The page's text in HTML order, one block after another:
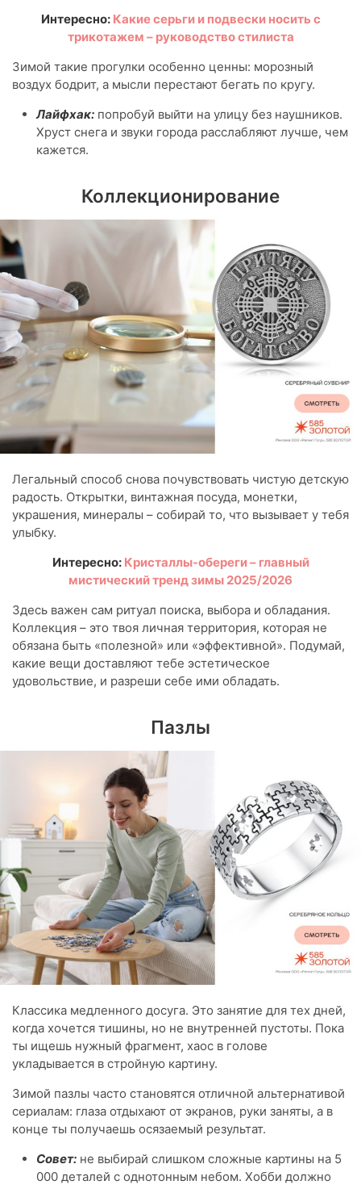
Интересно: Какие серьги и подвески носить с
трикотажем – руководство стилиста
Зимой такие прогулки особенно ценны: морозный
воздух бодрит, а мысли перестают бегать по кругу.
Лайфхак: попробуй выйти на улицу без наушников.
Хруст снега и звуки города расслабляют лучше, чем
кажется.
Коллекционирование
Легальный способ снова почувствовать чистую детскую
радость. Открытки, винтажная посуда, монетки,
украшения, минералы – собирай то, что вызывает у тебя
улыбку.
Интересно: Кристаллы-обереги – главный
мистический тренд зимы 2025/2026
Здесь важен сам ритуал поиска, выбора и обладания.
Коллекция – это твоя личная территория, которая не
обязана быть «полезной» или «эффективной». Подумай,
какие вещи доставляют тебе эстетическое
удовольствие, и разреши себе ими обладать.
Пазлы
Классика медленного досуга. Это занятие для тех дней,
когда хочется тишины, но не внутренней пустоты. Пока
ты ищешь нужный фрагмент, хаос в голове
укладывается в стройную картину.
Зимой пазлы часто становятся отличной альтернативой
сериалам: глаза отдыхают от экранов, руки заняты, а в
конце ты получаешь осязаемый результат.
Совет: не выбирай слишком сложные картины на 5
000 деталей с однотонным небом. Хобби должно